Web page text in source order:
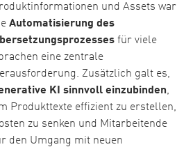
und Assets war
Automatisierung des
für viele
eine zentrale
Zusätzlich galt es,
KI sinnvoll einzubinden,
Produkttexte effizient zu erstellen,
zu senken und Mitarbeitende
den Umgang mit neuen